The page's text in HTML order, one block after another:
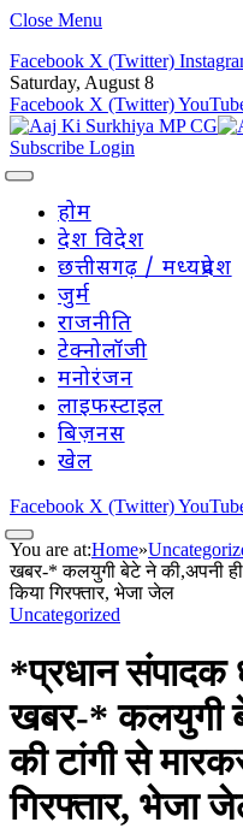
Close Menu
Facebook X (Twitter)
Saturday, August 8
Facebook X (Twitter)
Subscribe Login
होम
देश विदेश
छत्तीसगढ़ / मध्यप्रदेश
जुर्म
राजनीति
टेक्नोलॉजी
मनोरंजन
लाइफस्टाइल
बिज़नस
खेल
Facebook X (Twitter)
You are at:Home»
खबर-* कलयुगी बेटे ने की,अपनी ही
किया गिरफ्तार, भेजा जेल
Uncategorized
*प्रधान संपादक
खबर-* कलयुगी
की टांगी से
गिरफ्तार, भेजा